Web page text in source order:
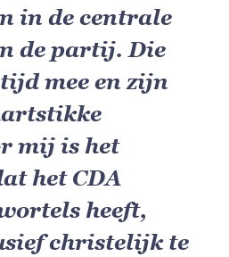
in de centrale
de partij. Die
mee en zijn
mij is het
het CDA
heeft,
christelijk te